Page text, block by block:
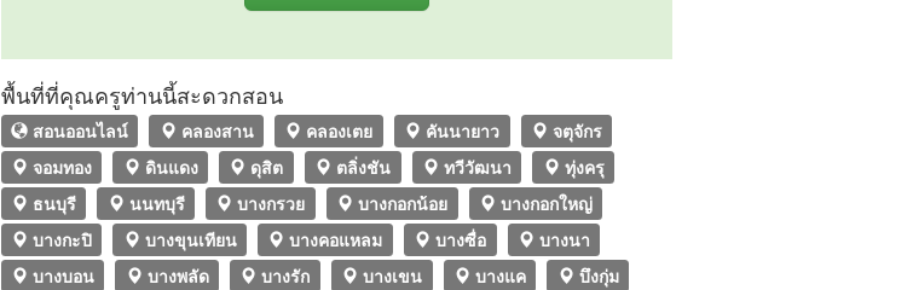
พื้นที่ที่คุณครูท่านนี้สะดวกสอน
สอนออนไลน์ คลองสาน คลองเตย คันนายาว
จตุจักร
จอมทอง
ดินแดง ดุสิต ตลิ่งชัน ทวีวัฒนา
ทุ่งครุ
ธนบุรี
นนทบุรี บางกรวย บางกอกน้อย
บางกอกใหญ่
บางกะปิ
บางขุนเทียน บางคอแหลม บางซื่อ
บางนา
บางบอน
บางพลัด บางรัก บางเขน บางแค
บึงกุ่ม